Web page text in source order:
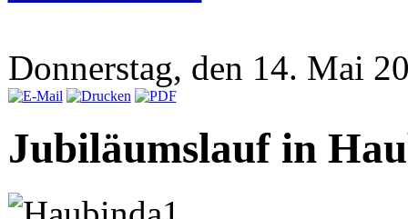
Donnerstag, den 14. Mai
Jubiläumslauf in